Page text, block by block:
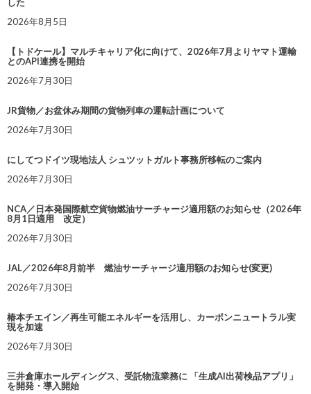
2026年8月5日
【トドケール】マルチキャリア化に向けて、2026年7月よりヤマト運輸
とのAPI連携を開始
2026年7月30日
JR貨物／お盆休み期間の貨物列車の運転計画について
2026年7月30日
にしてつドイツ現地法人 シュツットガルト事務所移転のご案内
2026年7月30日
NCA／日本発国際航空貨物燃油サーチャージ適用額のお知らせ（2026年
8月1日適用 改定）
2026年7月30日
JAL／2026年8月前半 燃油サーチャージ適用額のお知らせ(変更)
2026年7月30日
椿本チエイン／再生可能エネルギーを活用し、カーボンニュートラル実
現を加速
2026年7月30日
三井倉庫ホールディングス、受託物流業務に 「生成AI出荷検品アプリ」
を開発・導入開始